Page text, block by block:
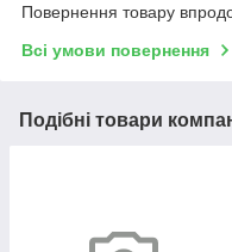
Повернення товару
Всі умови повернення
Подібні товари